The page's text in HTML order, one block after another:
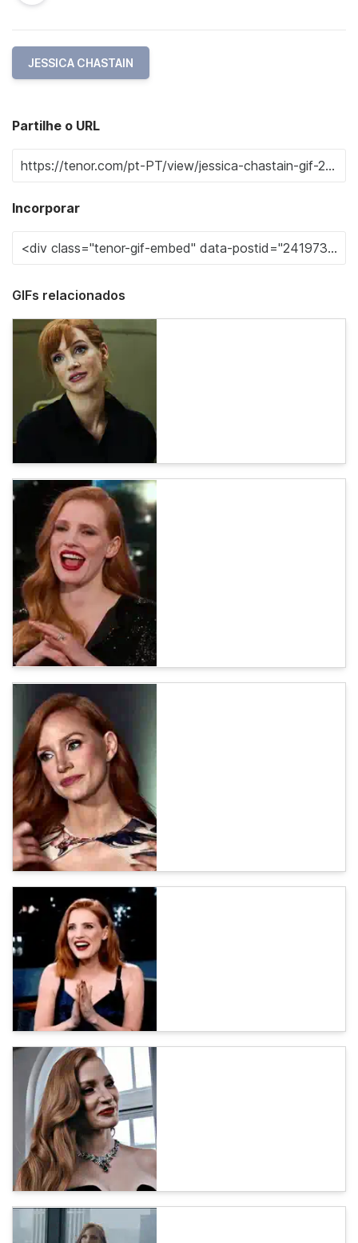
JESSICA CHASTAIN
Partilhe o URL
Incorporar
GIFs relacionados